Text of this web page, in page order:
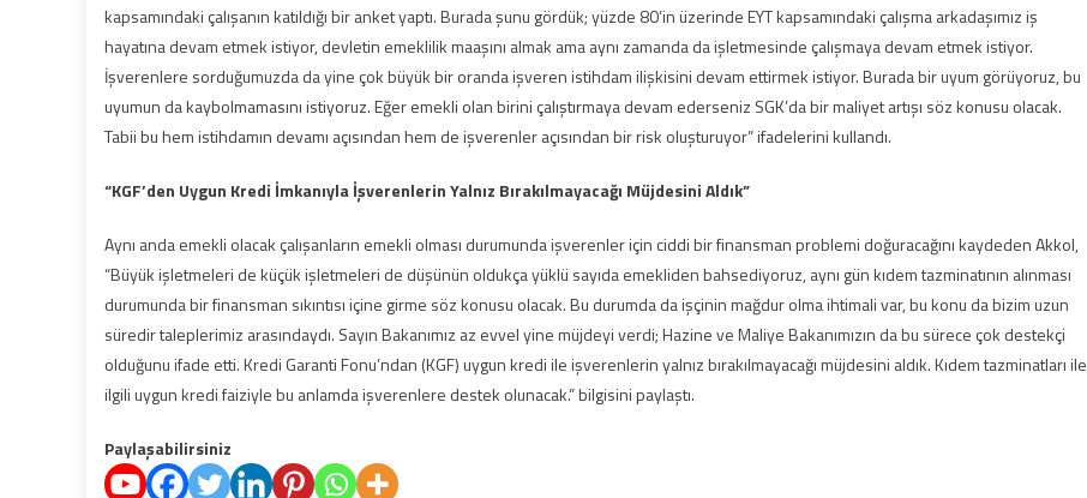
kapsamındaki çalışanın katıldığı bir anket yaptı. Burada şunu gördük; yüzde 80’in üzerinde EYT kapsamındaki çalışma arkadaşımız iş
hayatına devam etmek istiyor, devletin emeklilik maaşını almak ama aynı zamanda da işletmesinde çalışmaya devam etmek istiyor.
İşverenlere sorduğumuzda da yine çok büyük bir oranda işveren istihdam ilişkisini devam ettirmek istiyor. Burada bir uyum görüyoruz, bu
uyumun da kaybolmamasını istiyoruz. Eğer emekli olan birini çalıştırmaya devam ederseniz SGK’da bir maliyet artışı söz konusu olacak.
Tabii bu hem istihdamın devamı açısından hem de işverenler açısından bir risk oluşturuyor” ifadelerini kullandı.
“KGF’den Uygun Kredi İmkanıyla İşverenlerin Yalnız Bırakılmayacağı Müjdesini Aldık”
Aynı anda emekli olacak çalışanların emekli olması durumunda işverenler için ciddi bir finansman problemi doğuracağını kaydeden Akkol,
“Büyük işletmeleri de küçük işletmeleri de düşünün oldukça yüklü sayıda emekliden bahsediyoruz, aynı gün kıdem tazminatının alınması
durumunda bir finansman sıkıntısı içine girme söz konusu olacak. Bu durumda da işçinin mağdur olma ihtimali var, bu konu da bizim uzun
süredir taleplerimiz arasındaydı. Sayın Bakanımız az evvel yine müjdeyi verdi; Hazine ve Maliye Bakanımızın da bu sürece çok destekçi
olduğunu ifade etti. Kredi Garanti Fonu’ndan (KGF) uygun kredi ile işverenlerin yalnız bırakılmayacağı müjdesini aldık. Kıdem tazminatları ile
ilgili uygun kredi faiziyle bu anlamda işverenlere destek olunacak.” bilgisini paylaştı.
Paylaşabilirsiniz